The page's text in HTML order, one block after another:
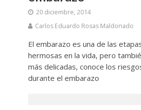
20 diciembre, 2014
Carlos Eduardo Rosas Maldonado
El embarazo es una de las
hermosas en la vida, pero
más delicadas, conoce los
durante el embarazo